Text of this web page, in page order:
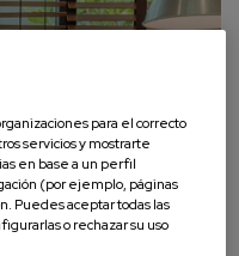
para el correcto
servicios y mostrarte
en base a un perfil
(por ejemplo, páginas
Puedes aceptar todas las
o rechazar su uso